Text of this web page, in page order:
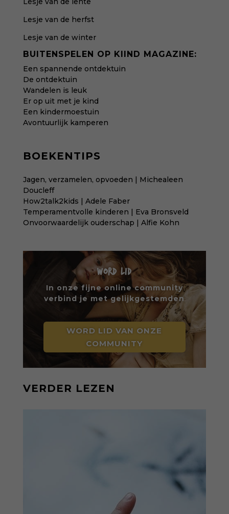
Lesje van de herfst
Lesje van de winter
BUITENSPELEN OP KIIND MAGAZINE:
Een spannende ontdektuin
De ontdektuin
Wandelen is leuk
Er op uit met je kind
Een kindermoestuin
Avontuurlijk kamperen
BOEKENTIPS
Jagen, verzamelen, opvoeden | Michealeen
Doucleff
How2talk2kids | Adele Faber
Temperamentvolle kinderen | Eva Bronsveld
Onvoorwaardelijk ouderschap | Alfie Kohn
WORD LID
In onze fijne online community
verbind je met gelijkgestemden
WORD LID VAN ONZE
COMMUNITY
VERDER LEZEN